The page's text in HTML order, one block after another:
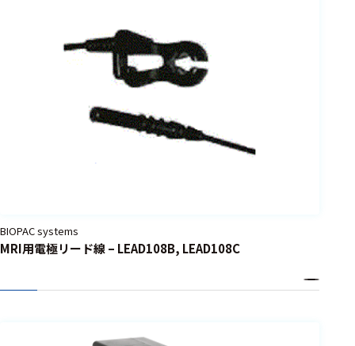
BIOPAC systems
MRI用電極リード線 – LEAD108B, LEAD108C